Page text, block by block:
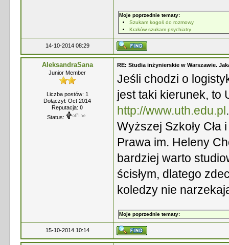
Moje poprzednie tematy:
Szukam kogoś do rozmowy
Kraków szukam psychiatry
14-10-2014 08:29
AleksandraSana
Junior Member
Liczba postów: 1
Dołączył: Oct 2014
Reputacja: 0
Status:
RE: Studia inżynierskie w Warszawie.
Jeśli chodzi o
jest taki kierunek, to
http://www.uth.edu.pl
Wyższej Szkoły
Prawa im. Heleny
bardziej warto
ścisłym, dlatego
koledzy nie
Moje poprzednie tematy:
15-10-2014 10:14